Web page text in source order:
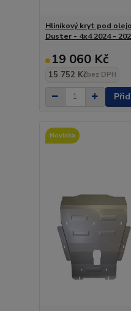
Hliníkový kryt pod
Duster - 4x4 2024 -
19 060 Kč
15 752 Kčbez DPH
Novinka